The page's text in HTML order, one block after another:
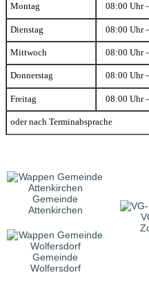
Montag 08:00 Uhr
Dienstag 08:00 Uhr
Mittwoch 08:00 Uhr
Donnerstag 08:00 Uhr
Freitag 08:00 Uhr
oder nach Terminabsprache
Gemeinde
Attenkirchen
Gemeinde
Wolfersdorf